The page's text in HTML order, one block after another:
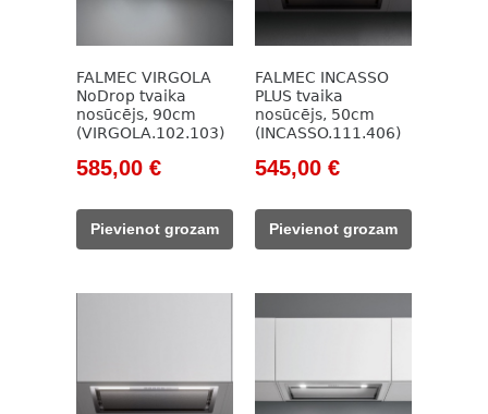
FALMEC VIRGOLA
NoDrop tvaika
nosūcējs, 90cm
(VIRGOLA.102.103)
Original
was:
949,00 €.
585,00 €Current
585,00 €.
Pievienot grozam
FALMEC INCASSO
PLUS tvaika
nosūcējs, 50cm
(INCASSO.111.406)
Original
was:
918,00 €.
545,00 €Current
545,00 €.
Pievienot grozam